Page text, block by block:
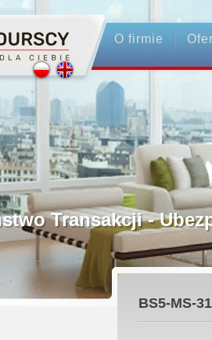
O firmie
Pośrednictwo
Transakcji -
Pośrednicy
Zwrotu ZadatkuBS5-MS-